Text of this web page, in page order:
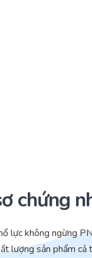
chứng
lực không ngừng
lượng sản phẩm cả